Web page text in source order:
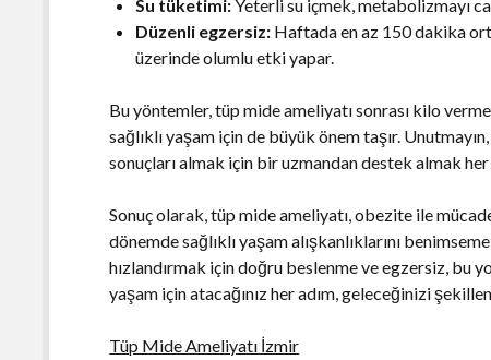
Su tüketimi:Yeterli su içmek, metabolizmayı
Düzenli egzersiz: Haftada en az 150 dakika
üzerinde olumlu etki yapar.
Bu yöntemler, tüp mide ameliyatı sonrası kilo
sağlıklı yaşam için de büyük önem taşır.
sonuçları almak için bir uzmandan destek almak
Sonuç olarak, tüp mide ameliyatı, obezite ile
dönemde sağlıklı yaşam alışkanlıklarını
hızlandırmak için doğru beslenme ve egzersiz, bu
yaşam için atacağınız her adım, geleceğinizi
Tüp Mide Ameliyatı İzmir